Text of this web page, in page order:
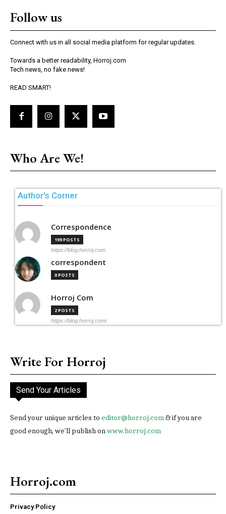
Follow us
Connect with us in all social media platform for regular updates.
Towards a better readability, Horroj.com
Tech news, no fake news!
READ SMART!
Who Are We!
Author's Corner
Correspondence
199 POSTS
https://blog.horroj.com
correspondent
0 POSTS
Horroj Com
2 POSTS
https://blog.horroj.com/
Write For Horroj
Send Your Articles
Send your unique articles to editor@horroj.com & if you are
good enough, we'll publish onwww.horroj.com
Horroj.com
Privacy Policy